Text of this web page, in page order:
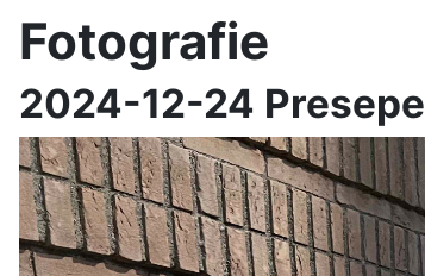
Fotografie
2024-12-24 Presepe